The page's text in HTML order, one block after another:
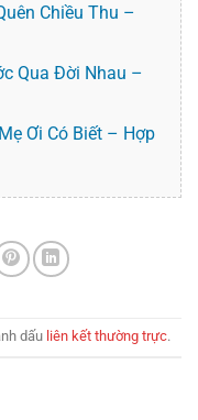
Chiều Thu –
Qua Đời Nhau –
Ơi Có Biết – Hợp
dấu liên kết thường trực.